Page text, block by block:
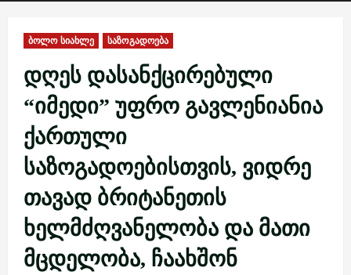
ბოლო სიახლე საზოგადოება
დღეს დასანქცირებული
“იმედი” უფრო გავლენიანია
ქართული
საზოგადოებისთვის, ვიდრე
თავად ბრიტანეთის
ხელმძღვანელობა და მათი
მცდელობა, ჩაახშონ